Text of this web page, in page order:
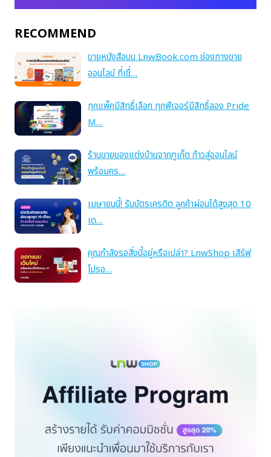
RECOMMEND
ขายหนังสือบน LnwBook.com ช่องทางขาย
ออนไลน์ ที่เชื่…
ทุกแพ็คมีสิทธิ์เลือก ทุกฟีเจอร์มีสิทธิ์ลอง Pride
M…
ร้านขายของแต่งบ้านจากภูเก็ต ก้าวสู่ออนไลน์
พร้อมคร…
เมษายนนี้! รับบัตรเครดิต ลูกค้าผ่อนได้สูงสุด 10
เด…
คุณกำลังรอสิ่งนี้อยู่หรือเปล่า? LnwShop เสิร์ฟ
โปรอ…